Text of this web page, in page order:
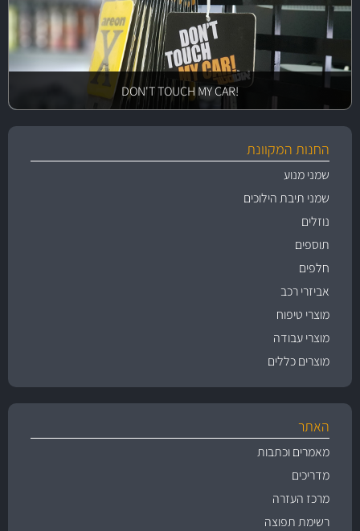
!DON'T TOUCH MY CAR
החנות המקוונת
שמני מנוע
שמני תיבת הילוכים
נוזלים
תוספים
חלפים
אביזרי רכב
מוצרי טיפוח
מוצרי עבודה
מוצרים כללים
האתר
מאמרים וכתבות
מדריכים
מרכז העזרה
רשימת תפוצה